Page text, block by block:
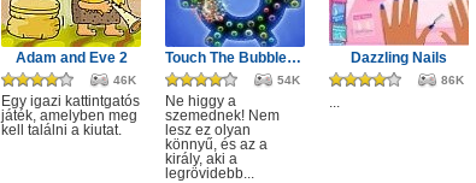
Adam and Eve 2
46K
Egy igazi kattintgatós
játék, amelyben meg
kell találni a kiutat.
Touch The Bubbles 4
54K
Ne higgy a
szemednek! Nem
lesz ez olyan
könnyű, és az a
király, aki a
legrövidebb...
Dazzling Nails
86K
...